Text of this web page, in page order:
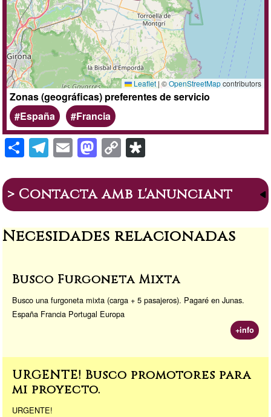
Leaflet| ©OpenStreetMapcontributors
Zonas (geográficas) preferentes de servicio
España
Francia
S
h
ar
e
T
el
e
gr
a
m
E
m
ail
M
a
st
o
d
o
C
o
p
y
Li
n
s
p
or
a
> Contacta amb l'anunciant
Necesidades relacionadas
Busco Furgoneta Mixta
Busco una furgoneta mixta (carga + 5 pasajeros). Pagaré en Junas.
España Francia Portugal Europa
+info
URGENTE! Busco promotores para
mi proyecto.
URGENTE!